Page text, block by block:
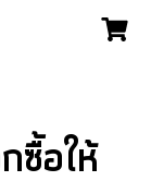
ซื้อให้